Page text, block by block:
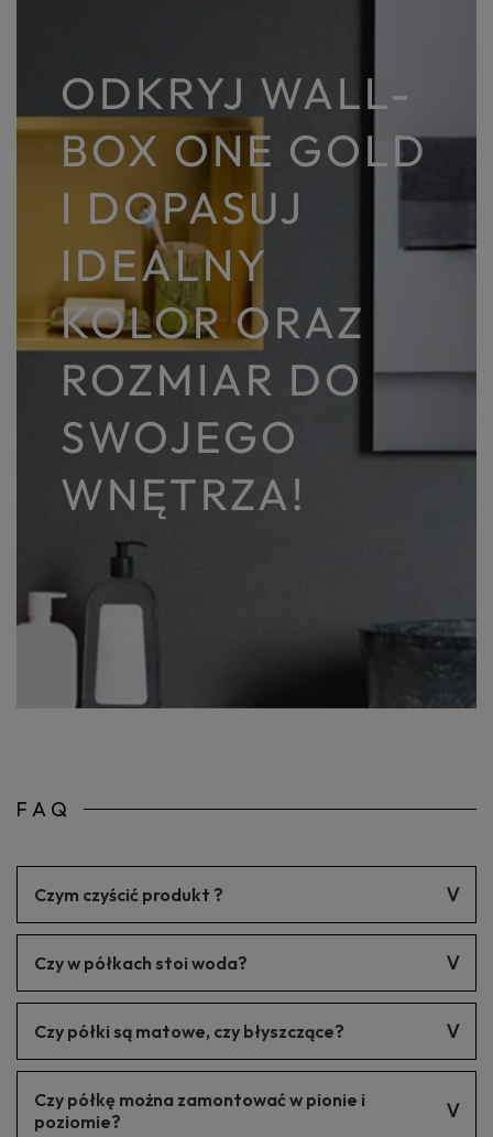
ODKRYJ WALL-
BOX ONE GOLD
I DOPASUJ
IDEALNY
KOLOR ORAZ
ROZMIAR DO
SWOJEGO
WNĘTRZA!
FAQ
Czym czyścić produkt ?
Czy w półkach stoi woda?
Czy półki są matowe, czy błyszczące?
Czy półkę można zamontować w pionie i
poziomie?